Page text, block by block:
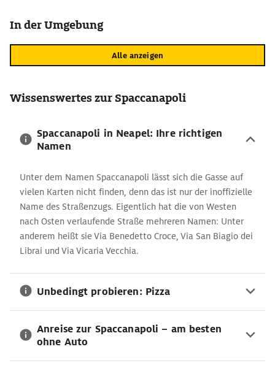
In der Umgebung
Alle anzeigen
Wissenswertes zur Spaccanapoli
Spaccanapoli in Neapel: Ihre richtigen
Namen
Unter dem Namen Spaccanapoli lässt sich die Gasse auf
vielen Karten nicht finden, denn das ist nur der inoffizielle
Name des Straßenzugs. Eigentlich hat die von Westen
nach Osten verlaufende Straße mehreren Namen: Unter
anderem heißt sie Via Benedetto Croce, Via San Biagio dei
Librai und Via Vicaria Vecchia.
Unbedingt probieren: Pizza
Anreise zur Spaccanapoli – am besten
ohne Auto